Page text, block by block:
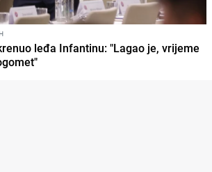
leđa Infantinu: "Lagao je, vrijeme